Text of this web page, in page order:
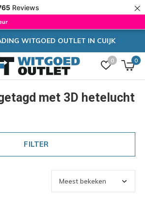
Reviews ×
0 0
Zeer hoge
met 3D hetelucht
FILTER